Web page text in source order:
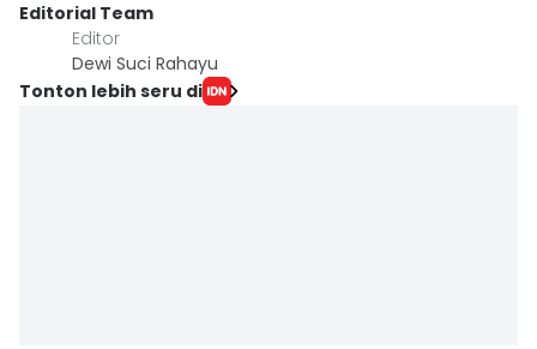
Editorial Team
Editor
Dewi Suci Rahayu
Tonton lebih seru di